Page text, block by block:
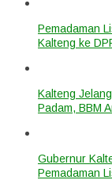
Pemadaman
Kalteng ke
Kalteng
Padam, BBM
Gubernur
Pemadaman